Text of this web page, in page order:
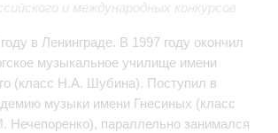
и международных конкурсов
в Ленинграде. В 1997 году окончил
музыкальное училище имени
(класс Н.А. Шубина). Поступил в
музыки имени Гнесиных (класс
Нечепоренко), параллельно занимался